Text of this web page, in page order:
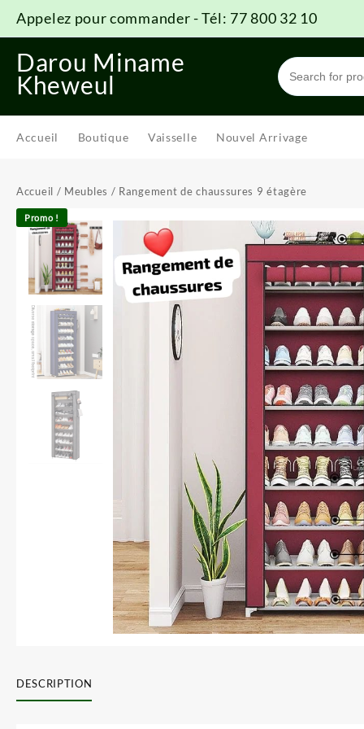
content
Appelez pour commander - Tél: 77 800 32 10
Darou Miname
Kheweul
Accueil Boutique Vaisselle Nouvel Arrivage
Accueil / Meubles / Rangement de chaussures 9 étagère
Promo !
DESCRIPTION